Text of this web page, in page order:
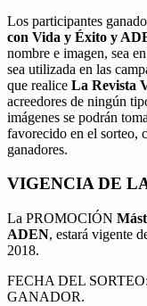
Los participantes
con Vida y Éxito y
nombre e imagen, sea
sea utilizada en las
que realice La Revista
acreedores de ningún
imágenes se podrán
favorecido en el sorteo,
ganadores.
VIGENCIA DE
La PROMOCIÓN
ADEN, estará vigente
2018.
FECHA DEL
GANADOR.